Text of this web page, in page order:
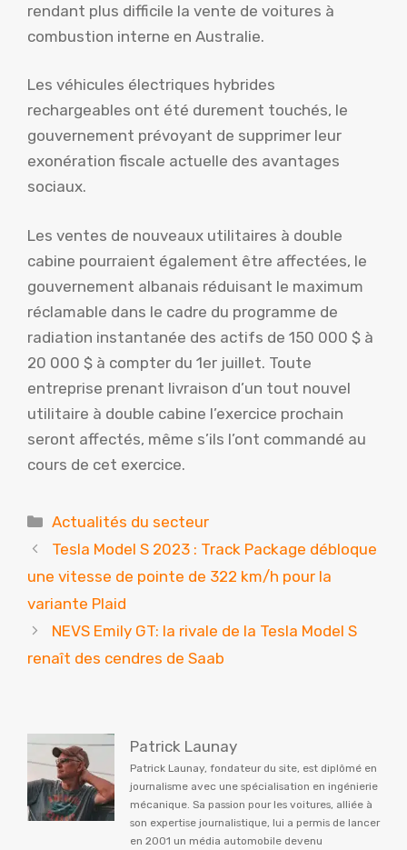
rendant plus difficile la vente de voitures à
combustion interne en Australie.
Les véhicules électriques hybrides
rechargeables ont été durement touchés, le
gouvernement prévoyant de supprimer leur
exonération fiscale actuelle des avantages
sociaux.
Les ventes de nouveaux utilitaires à double
cabine pourraient également être affectées, le
gouvernement albanais réduisant le maximum
réclamable dans le cadre du programme de
radiation instantanée des actifs de 150 000 $ à
20 000 $ à compter du 1er juillet. Toute
entreprise prenant livraison d’un tout nouvel
utilitaire à double cabine l’exercice prochain
seront affectés, même s’ils l’ont commandé au
cours de cet exercice.
Catégories
Actualités du secteur
Tesla Model S 2023 : Track Package débloque
une vitesse de pointe de 322 km/h pour la
variante Plaid
NEVS Emily GT: la rivale de la Tesla Model S
renaît des cendres de Saab
Patrick Launay
Patrick Launay, fondateur du site, est diplômé en
journalisme avec une spécialisation en ingénierie
mécanique. Sa passion pour les voitures, alliée à
son expertise journalistique, lui a permis de lancer
en 2001 un média automobile devenu